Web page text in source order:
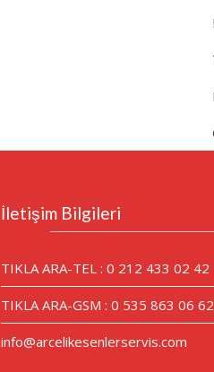
İletişim Bilgileri
TIKLA ARA-TEL : 0 212 433 02 42
TIKLA ARA-GSM : 0 535 863 06 62
info@arcelikesenlerservis.com